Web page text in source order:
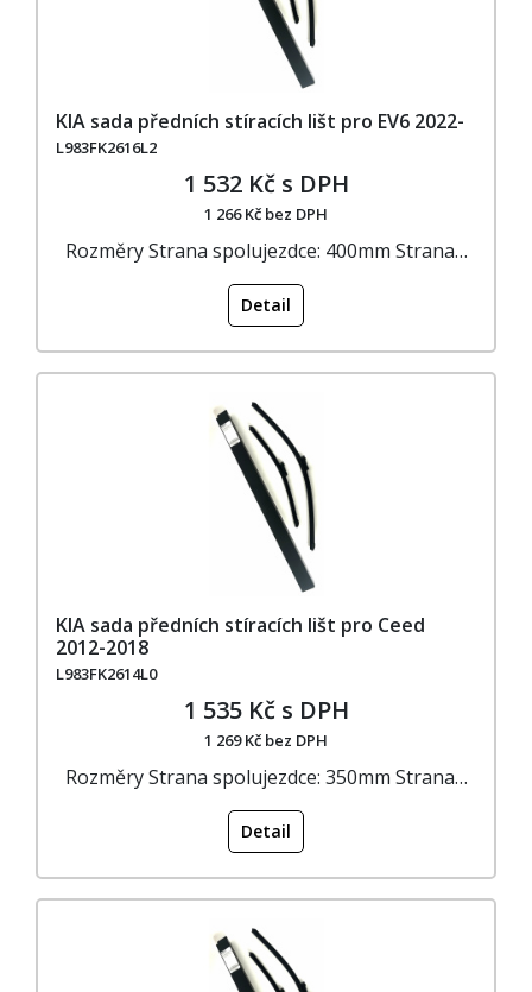
KIA sada předních stíracích lišt pro EV6 2022-
L983FK2616L2
1 532 Kč s DPH
1 266 Kč bez DPH
Rozměry Strana spolujezdce: 400mm Strana…
Detail
KIA sada předních stíracích lišt pro Ceed
2012-2018
L983FK2614L0
1 535 Kč s DPH
1 269 Kč bez DPH
Rozměry Strana spolujezdce: 350mm Strana…
Detail